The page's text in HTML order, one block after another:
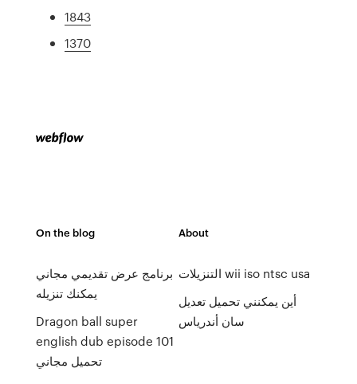
1843
1370
On the blog
برنامج عرض تقديمي مجاني
يمكنك تنزيله
Dragon ball super
english dub episode 101
تحميل مجاني
About
التنزيلات wii iso ntsc usa
أين يمكنني تحميل تعديل
سان أندرياس